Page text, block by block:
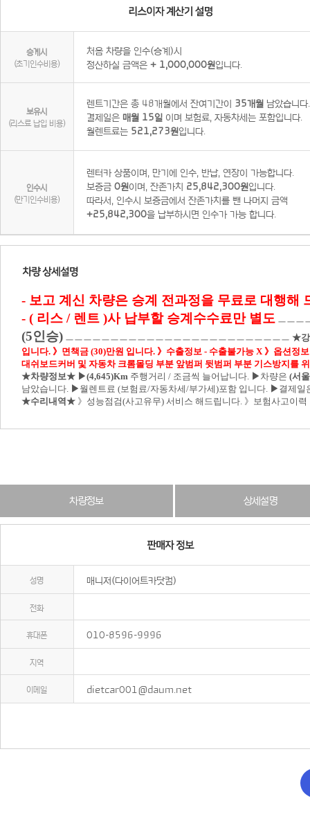
승계시
(초기인수비용)
처음 차량을 인수(승계)시
정산하실 금액은 + 1,000,000원입니다.
보유시
(리스료 납입 비용)
렌트기간은 총 48개월에서 잔여기간이 35개월 남았습니다.
결제일은 매월 15일 이며 보험료, 자동차세는 포함입니다.
월렌트료는 521,273원입니다.
인수시
(만기인수비용)
렌터카 상품이며, 만기에 인수, 반납, 연장이 가능합니다.
보증금 0원이며, 잔존가치 25,842,300원입니다.
따라서, 인수시 보증금에서 잔존가치를 뺀 나머지 금액
+25,842,300을 납부하시면 인수가 가능 합니다.
- 보고 계신 차량은 승계 전과정을 무료로 대행해
- ( 리스 / 렌트 )사 납부할 승계수수료만 별도 ㅡㅡㅡ
(5인승) ㅡㅡㅡㅡㅡㅡㅡㅡㅡㅡㅡㅡㅡㅡㅡㅡㅡㅡㅡㅡㅡㅡㅡㅡㅡ ★
입니다. 》면책금 (30)만원 입니다. 》수출정보 - 수출불가능 X》옵션정보
대쉬보드커버 및 자동차 크롬몰딩 부분 앞범퍼 뒷범퍼 부분 기스방지를
★차량정보★ ▶(4,645)Km 주행거리 / 조금씩 늘어납니다. ▶ 차량은 (서
남았습니다. ▶ 월렌트료 (보험료/자동차세/부가세)포함 입니다. ▶ 결제일
★수리내역★ 》성능점검(사고유무) 서비스 해드립니다. 》보험사고이력
차량정보 상세설명
성명 매니저(다이어트카닷컴)
전화
휴대폰 010-8596-9996
지역
이메일 dietcar001@daum.net